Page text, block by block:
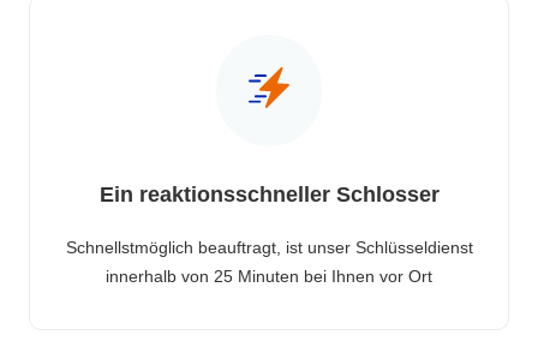
Ein reaktionsschneller Schlosser
Schnellstmöglich beauftragt, ist unser Schlüsseldienst
innerhalb von 25 Minuten bei Ihnen vor Ort